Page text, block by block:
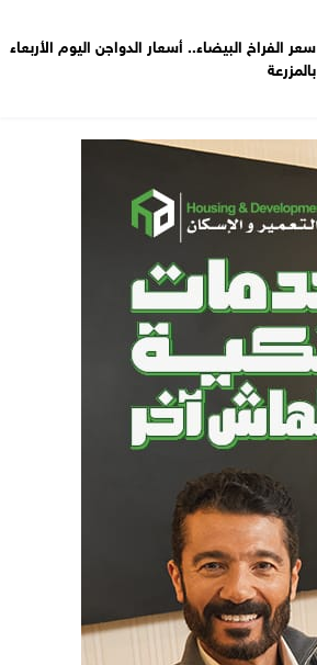
سعر الفراخ البيضاء.. أسعار الدواجن اليوم الأربعاء
بالمزرعة